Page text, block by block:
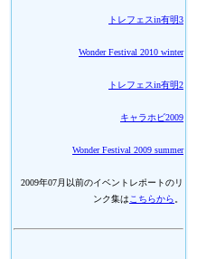
トレフェスin有明3
Wonder Festival 2010 winter
トレフェスin有明2
キャラホビ2009
Wonder Festival 2009 summer
2009年07月以前のイベントレポートのリ
ンク集は こちらから